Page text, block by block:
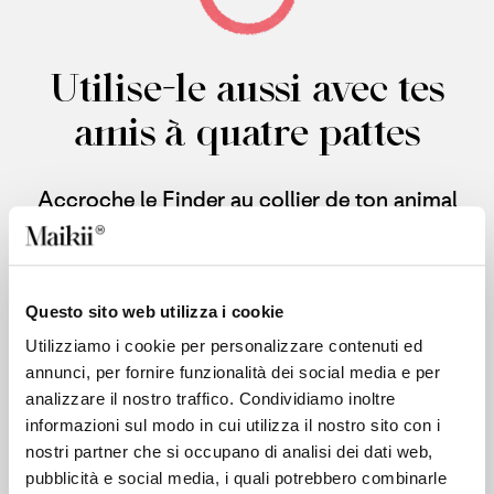
Questo sito web utilizza i cookie
Utilizziamo i cookie per personalizzare contenuti ed
annunci, per fornire funzionalità dei social media e per
analizzare il nostro traffico. Condividiamo inoltre
informazioni sul modo in cui utilizza il nostro sito con i
nostri partner che si occupano di analisi dei dati web,
pubblicità e social media, i quali potrebbero combinarle
Utilise-le aussi avec tes
amis à quatre pattes
Accroche le Finder au collier de ton animal
pour connaître sa position à tout moment.
Exploitez-le au
maximum en ajoutant
une puce NFC.